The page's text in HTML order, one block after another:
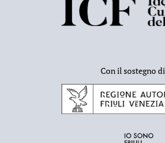
Con il sostegno di